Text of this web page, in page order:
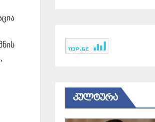
ᲙᲣᲚᲢᲣᲠᲐ